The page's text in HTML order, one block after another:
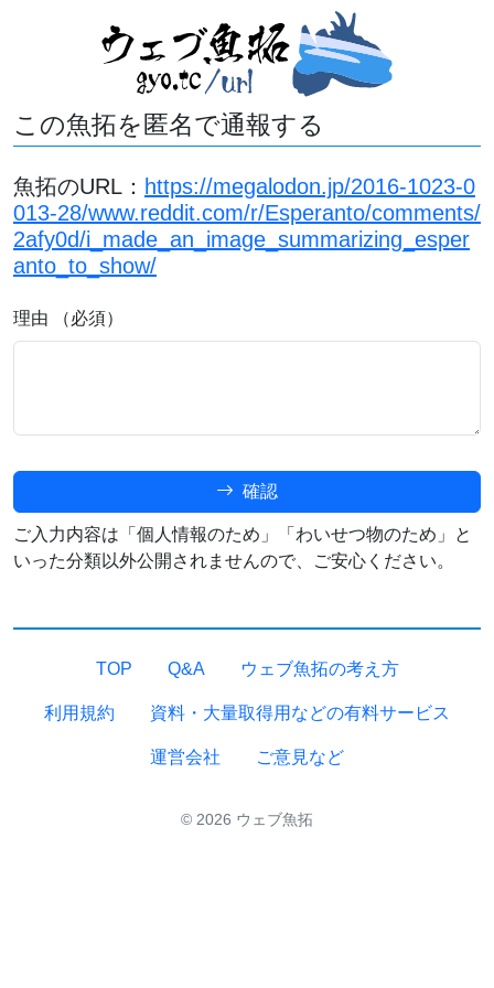
この魚拓を匿名で通報する
魚拓のURL： https://megalodon.jp/2016-1023-0
013-28/www.reddit.com/r/Esperanto/comments/
2afy0d/i_made_an_image_summarizing_esper
anto_to_show/
理由 （必須）
確認
ご入力内容は「個人情報のため」「わいせつ物のため」と
いった分類以外公開されませんので、ご安心ください。
TOP Q&A ウェブ魚拓の考え方
利用規約 資料・大量取得用などの有料サービス
運営会社 ご意見など
© 2026 ウェブ魚拓